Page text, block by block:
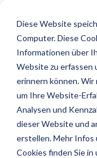
Diese Website
Computer. Diese
Informationen über
Website zu erfassen
erinnern können.
um Ihre Website-
Analysen und
dieser Website und
erstellen. Mehr Infos
Cookies finden Sie
the
main
content.Volle
über